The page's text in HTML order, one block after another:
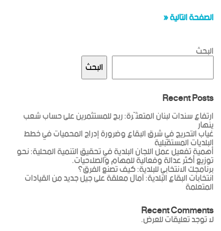
الصفحة التالية «
البحث
البحث
Recent Posts
ارتفاع سندات لبنان المتعثّرة: ربح للمستثمرين على حساب شعب
ينهار
غياب التحريج في شرق البقاع وضرورة إدراج المحميات في خطط
البلديات المستقبلية
أهمية تفعيل عمل اللجان البلدية في تحقيق التنمية المحلية: نحو
توزيع أكثر عدالة وفعالية للمهام والصلاحيات.
برنامجك الانتخابي للبلدية: كيف تصنع الفرق؟
انتخابات البقاع البلدية: آمال معلقة على جيل جديد من القيادات
المتعلمة
Recent Comments
لا توجد تعليقات للعرض.